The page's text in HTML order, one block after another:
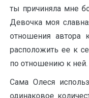
ты причиняла мне
Девочка моя
отношения автора
расположить ее к
по отношению к ней.
Сама Олеся
одинаковое